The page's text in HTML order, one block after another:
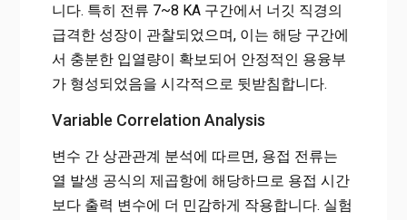
니다. 특히 전류 7~8 KA 구간에서 너깃 직경의
급격한 성장이 관찰되었으며, 이는 해당 구간에
서 충분한 입열량이 확보되어 안정적인 용융부
가 형성되었음을 시각적으로 뒷받침합니다.
Variable Correlation Analysis
변수 간 상관관계 분석에 따르면, 용접 전류는
열 발생 공식의 제곱항에 해당하므로 용접 시간
보다 출력 변수에 더 민감하게 작용합니다. 실험